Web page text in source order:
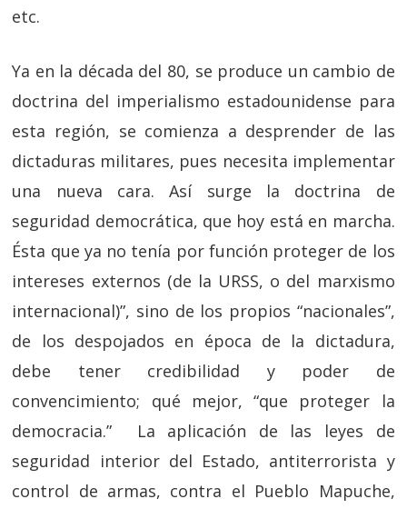
etc.
Ya en la década del 80, se produce un cambio de
doctrina del imperialismo estadounidense para
esta región, se comienza a desprender de las
dictaduras militares, pues necesita implementar
una nueva cara. Así surge la doctrina de
seguridad democrática, que hoy está en marcha.
Ésta que ya no tenía por función proteger de los
intereses externos (de la URSS, o del marxismo
internacional)”, sino de los propios “nacionales”,
de los despojados en época de la dictadura,
debe tener credibilidad y poder de
convencimiento; qué mejor, “que proteger la
democracia.” La aplicación de las leyes de
seguridad interior del Estado, antiterrorista y
control de armas, contra el Pueblo Mapuche,